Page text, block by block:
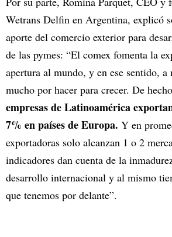
Wetrans Delfin en Argentina, explicó
aporte del comercio exterior para
de las pymes: “El comex fomenta la
apertura al mundo, y en ese sentido,
mucho por hacer para crecer. De
empresas de Latinoamérica
7% en países de Europa. Y en
exportadoras solo alcanzan 1 o 2
indicadores dan cuenta de la
desarrollo internacional y al mismo
que tenemos por delante”.